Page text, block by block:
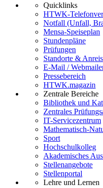
Quicklinks
HTWK-
Notfall (Unfall,
Mensa-Speiseplan
Stundenpläne
Prüfungen
Standorte &
E-Mail /
Pressebereich
HTWK.magazin
Zentrale Bereiche
Bibliothek und
Zentrales
IT-Servicezentrum
Mathematisch-
Sport
Hochschulkolleg
Akademisches
Stellenangebote
Stellenportal
Lehre und Lernen